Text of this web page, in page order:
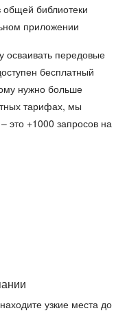
общей библиотеки
приложении
осваивать передовые
бесплатный
нужно больше
тарифах, мы
это +1000 запросов на
узкие места до